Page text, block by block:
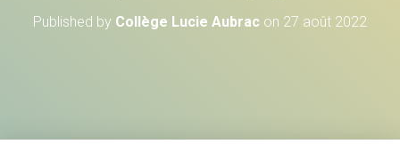
Published by Collège Lucie Aubrac on 27 août 2022